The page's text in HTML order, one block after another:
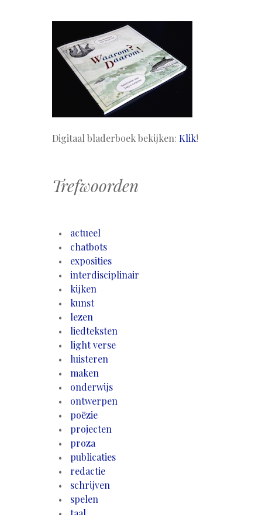
Digitaal bladerboek bekijken: Klik!
Trefwoorden
actueel
chatbots
exposities
interdisciplinair
kijken
kunst
lezen
liedteksten
light verse
luisteren
maken
onderwijs
ontwerpen
poëzie
projecten
proza
publicaties
redactie
schrijven
spelen